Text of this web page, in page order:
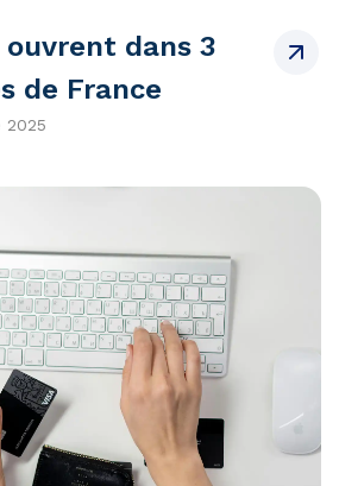
ouvrent dans 3
de France
2025